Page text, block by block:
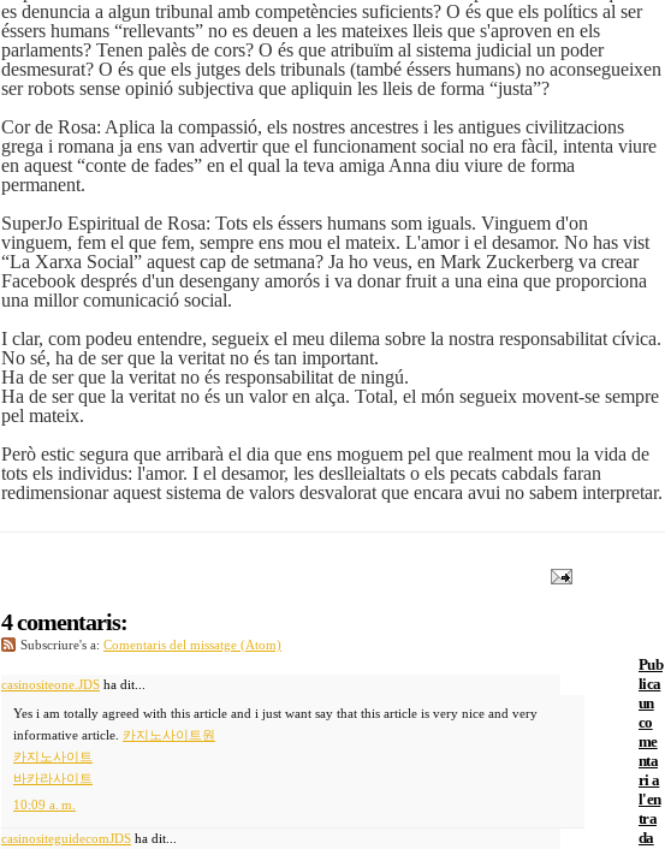
es denuncia a algun tribunal amb competències suficients? O és que els polítics al ser
éssers humans “rellevants” no es deuen a les mateixes lleis que s'aproven en els
parlaments? Tenen palès de cors? O és que atribuïm al sistema judicial un poder
desmesurat? O és que els jutges dels tribunals (també éssers humans) no aconsegueixen
ser robots sense opinió subjectiva que apliquin les lleis de forma “justa”?
Cor de Rosa: Aplica la compassió, els nostres ancestres i les antigues civilitzacions
grega i romana ja ens van advertir que el funcionament social no era fàcil, intenta viure
en aquest “conte de fades” en el qual la teva amiga Anna diu viure de forma
permanent.
SuperJo Espiritual de Rosa: Tots els éssers humans som iguals. Vinguem d'on
vinguem, fem el que fem, sempre ens mou el mateix. L'amor i el desamor. No has vist
“La Xarxa Social” aquest cap de setmana? Ja ho veus, en Mark Zuckerberg va crear
Facebook després d'un desengany amorós i va donar fruit a una eina que proporciona
una millor comunicació social.
I clar, com podeu entendre, segueix el meu dilema sobre la nostra responsabilitat cívica.
No sé, ha de ser que la veritat no és tan important.
Ha de ser que la veritat no és responsabilitat de ningú.
Ha de ser que la veritat no és un valor en alça. Total, el món segueix movent-se sempre
pel mateix.
Però estic segura que arribarà el dia que ens moguem pel que realment mou la vida de
tots els individus: l'amor. I el desamor, les deslleialtats o els pecats cabdals faran
redimensionar aquest sistema de valors desvalorat que encara avui no sabem interpretar.
4 comentaris:
Subscriure's a: Comentaris del missatge (Atom)
casinositeone.JDS ha dit...
Yes i am totally agreed with this article and i just want say that this article is very nice and very
informative article. 카지노사이트원
카지노사이트
바카라사이트
10:09 a. m.
casinositeguidecomJDS ha dit...
Pub
lica
un
co
me
nta
ri a
l'en
tra
da